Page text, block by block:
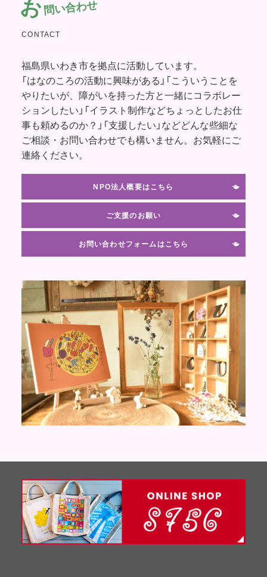
問い合わせ
CONTACT
福島県いわき市を拠点に活動しています。
「はなのころの活動に興味がある」「こういうことを
やりたいが、障がいを持った方と一緒にコラボレー
ションしたい」「イラスト制作などちょっとしたお仕
事も頼めるのか？」「支援したい」などどんな些細な
ご相談・お問い合わせでも構いません。お気軽にご
連絡ください。
NPO法人概要はこちら
ご支援のお願い
お問い合わせフォームはこちら